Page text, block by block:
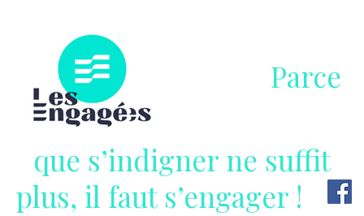
contenu
Parce
que s’indigner ne suffit
plus, il faut s’engager !